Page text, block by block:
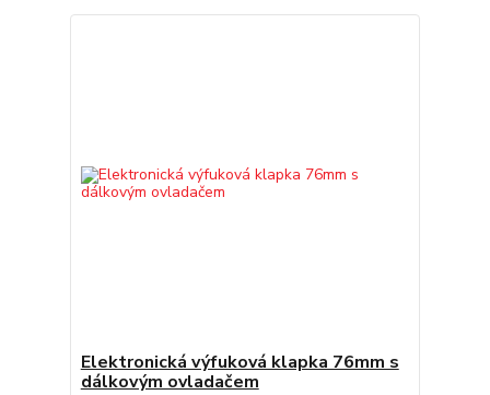
Elektronická výfuková klapka 76mm s
dálkovým ovladačem